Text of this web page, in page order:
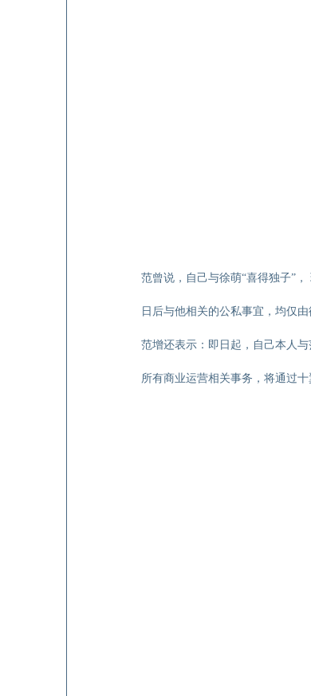
范曾说，自己与徐萌“喜得独子”
日后与他相关的公私事宜，均仅
范增还表示：即日起，自己本人
所有商业运营相关事务，将通过